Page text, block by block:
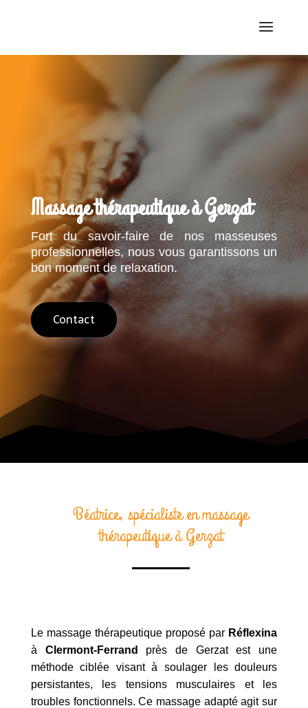
Massage thérapeutique à Gerzat
Fort du savoir-faire de nos masseuses
professionnelles, nous vous garantissons un
bon moment de relaxation.
Contact
Béatrice, spécialiste en massage
thérapeutique à Gerzat
Le massage thérapeutique proposé par Réflexina
à Clermont-Ferrand
près de Gerzat est une
méthode ciblée visant à soulager les douleurs
persistantes, les tensions musculaires et les
troubles fonctionnels. Ce massage adapté agit sur